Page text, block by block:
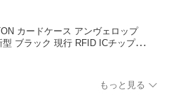
カードケース アンヴェロップ
ブラック 現行 RFID ICチップ
ンズ エレガント 高級 上品 大人
もっと見る